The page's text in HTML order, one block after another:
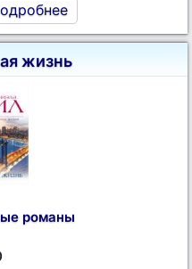
жизнь
романы